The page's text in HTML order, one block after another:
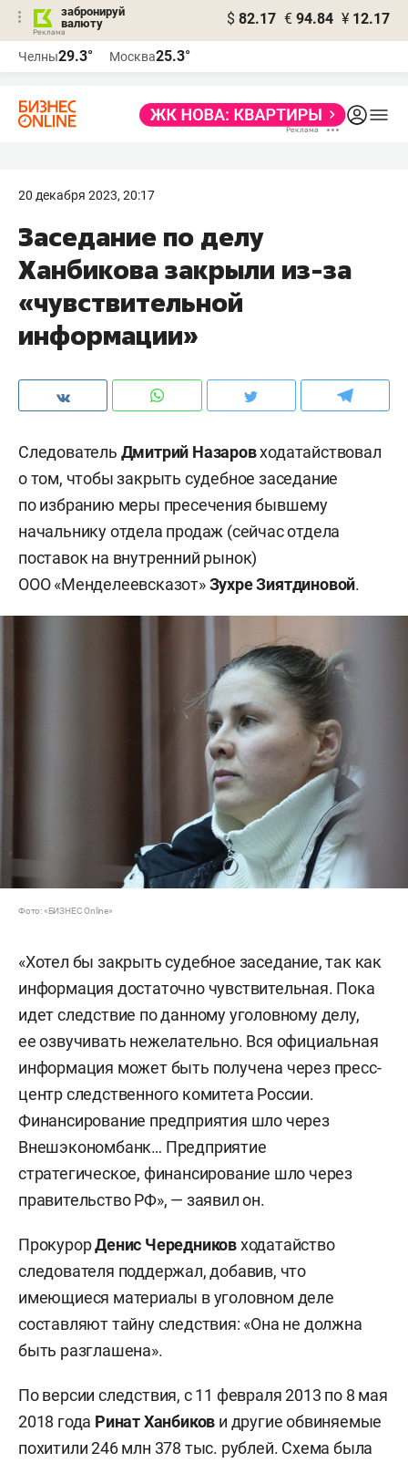
забронируй
валюту
$ 82.17 € 94.84 ¥ 12.17
Челны29.3° Москва25.3°
20 декабря 2023, 20:17
Заседание по делу
Ханбикова закрыли из-за
«чувствительной
информации»
Следователь Дмитрий Назаровходатайствовал
о том, чтобы закрыть судебное заседание
по избранию меры пресечения бывшему
начальнику отдела продаж (сейчас отдела
поставок на внутренний рынок)
ООО «Менделеевсказот»Зухре Зиятдиновой.
Фото: «БИЗНЕС Online»
«Хотел бы закрыть судебное заседание, так как
информация достаточно чувствительная. Пока
идет следствие по данному уголовному делу,
ее озвучивать нежелательно. Вся официальная
информация может быть получена через пресс-
центр следственного комитета России.
Финансирование предприятия шло через
Внешэкономбанк… Предприятие
стратегическое, финансирование шло через
правительство РФ», — заявил он.
ПрокурорДенис Чередниковходатайство
следователя поддержал, добавив, что
имеющиеся материалы в уголовном деле
составляют тайну следствия: «Она не должна
быть разглашена».
По версии следствия, с 11 февраля 2013 по 8 мая
2018 года Ринат Ханбиков и другие обвиняемые
похитили 246 млн 378 тыс. рублей. Схема была